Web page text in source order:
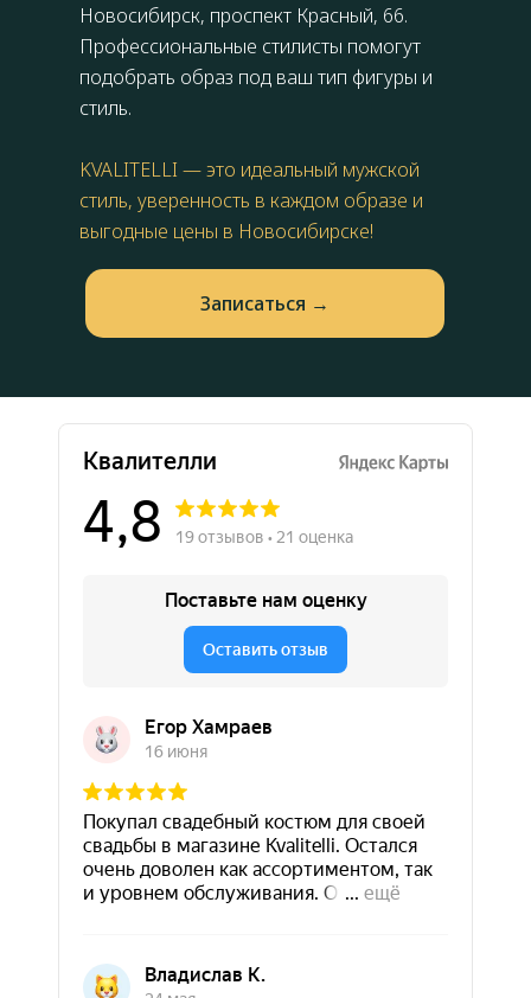
Новосибирск, проспект Красный, 66.
Профессиональные стилисты помогут
подобрать образ под ваш тип фигуры и
стиль.
KVALITELLI — это идеальный мужской
стиль, уверенность в каждом образе и
выгодные цены в Новосибирске!
Запиcаться →